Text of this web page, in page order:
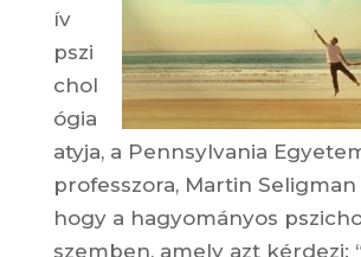
ív
pszi
chol
ógia
atyja, a Pennsylvania
professzora, Martin Seligman
hogy a hagyományos
szemben, amely azt kérdezi: